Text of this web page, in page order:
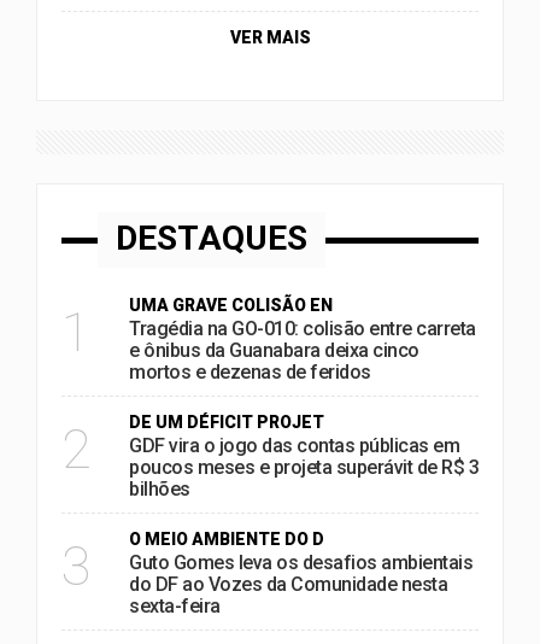
VER MAIS
DESTAQUES
1 UMA GRAVE COLISÃO EN
Tragédia na GO-010: colisão entre carreta
e ônibus da Guanabara deixa cinco
mortos e dezenas de feridos
2 DE UM DÉFICIT PROJET
GDF vira o jogo das contas públicas em
poucos meses e projeta superávit de R$ 3
bilhões
3 O MEIO AMBIENTE DO D
Guto Gomes leva os desafios ambientais
do DF ao Vozes da Comunidade nesta
sexta-feira